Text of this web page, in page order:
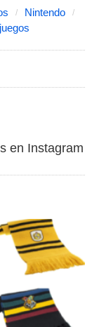
Nintendo
en Instagram